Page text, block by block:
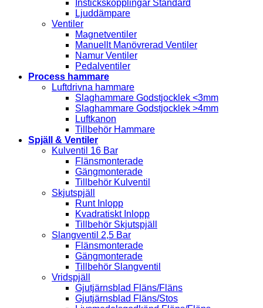
Instickskopplingar Standard
Ljuddämpare
Ventiler
Magnetventiler
Manuellt Manövrerad Ventiler
Namur Ventiler
Pedalventiler
Process hammare
Luftdrivna hammare
Slaghammare Godstjocklek <3mm
Slaghammare Godstjocklek >4mm
Luftkanon
Tillbehör Hammare
Spjäll & Ventiler
Kulventil 16 Bar
Flänsmonterade
Gängmonterade
Tillbehör Kulventil
Skjutspjäll
Runt Inlopp
Kvadratiskt Inlopp
Tillbehör Skjutspjäll
Slangventil 2,5 Bar
Flänsmonterade
Gängmonterade
Tillbehör Slangventil
Vridspjäll
Gjutjärnsblad Fläns/Fläns
Gjutjärnsblad Fläns/Stos